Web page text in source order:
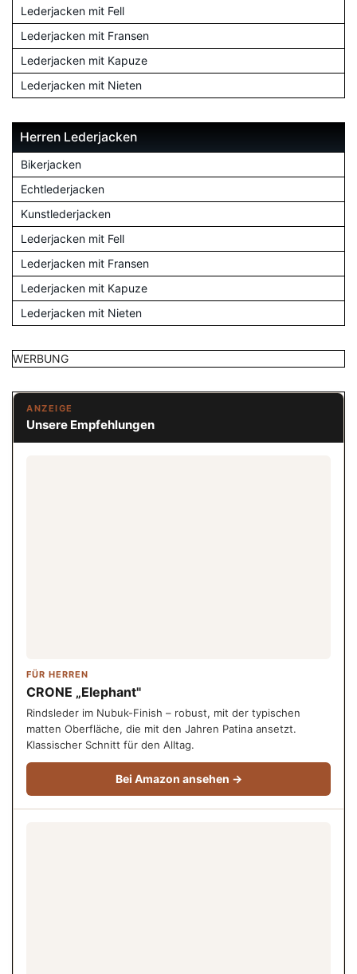
Lederjacken mit Fell
Lederjacken mit Fransen
Lederjacken mit Kapuze
Lederjacken mit Nieten
Herren Lederjacken
Bikerjacken
Echtlederjacken
Kunstlederjacken
Lederjacken mit Fell
Lederjacken mit Fransen
Lederjacken mit Kapuze
Lederjacken mit Nieten
WERBUNG
ANZEIGE
Unsere Empfehlungen
FÜR HERREN
CRONE „Elephant"
Rindsleder im Nubuk-Finish – robust, mit der typischen
matten Oberfläche, die mit den Jahren Patina ansetzt.
Klassischer Schnitt für den Alltag.
Bei Amazon ansehen →